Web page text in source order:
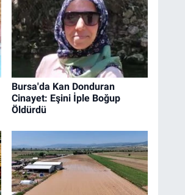
Bursa'da Kan Donduran
Cinayet: Eşini İple Boğup
Öldürdü